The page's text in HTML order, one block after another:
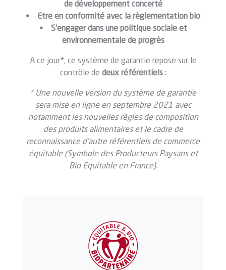
de développement concerté
• Etre en conformité avec la règlementation bio
• S’engager dans une politique sociale et
environnementale de progrès
A ce jour*, ce système de garantie repose sur le
contrôle de deux référentiels:
* Une nouvelle version du système de garantie
sera mise en ligne en septembre 2021 avec
notamment les nouvelles règles de composition
des produits alimentaires et le cadre de
reconnaissance d’autre référentiels de commerce
équitable (Symbole des Producteurs Paysans et
Bio Equitable en France).